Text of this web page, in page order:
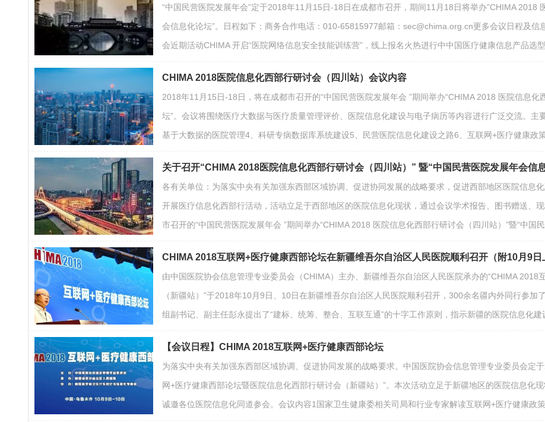
“中国民营医院发展年会”定于2018年11月15日-18日在成都市召开，期间11月18日将举办”CHIMA 2018
会信息化论坛”。日程如下：商务合作电话：010-65815977邮箱：sec@chima.org.cn更多会议日程及
会近期活动CHIMA 开启“医院网络信息安全技能训练营”，线上报名火热进行中中国医疗健康信息产品选
CHIMA 2018医院信息化西部行研讨会（四川站）会议内容
2018年11月15日-18日，将在成都市召开的“中国民营医院发展年会 ”期间举办“CHIMA 2018 医院信息
坛”。会议将围绕医疗大数据与医疗质量管理评价、医院信息化建设与电子病历等内容进行广泛交流。主
基于大数据的医院管理4、科研专病数据库系统建设5、民营医院信息化建设之路6、互联网+医疗健康政
关于召开“CHIMA 2018医院信息化西部行研讨会（四川站）” 暨“中国民营医院发展年会信
各有关单位：为落实中央有关加强东西部区域协调、促进协同发展的战略要求，促进西部地区医院信息
开展医疗信息化西部行活动，活动立足于西部地区的医院信息化现状，通过会议学术报告、图书赠送、
市召开的“中国民营医院发展年会 ”期间举办“CHIMA 2018 医院信息化西部行研讨会（四川站）”暨“中国
CHIMA 2018互联网+医疗健康西部论坛在新疆维吾尔自治区人民医院顺利召开（附10月9日
由中国医院协会信息管理专业委员会（CHIMA）主办、新疆维吾尔自治区人民医院承办的“CHIMA
（新疆站）”于2018年10月9日、10日在新疆维吾尔自治区人民医院顺利召开，300余名疆内外同行参
组副书记、副主任彭永提出了“建标、统筹、整合、互联互通”的十字工作原则，指示新疆的医院信息化
【会议日程】CHIMA 2018互联网+医疗健康西部论坛
为落实中央有关加强东西部区域协调、促进协同发展的战略要求。中国医院协会信息管理专业委员会定
网+医疗健康西部论坛暨医院信息化西部行研讨会（新疆站）”。本次活动立足于新疆地区的医院信息化
诚邀各位医院信息化同道参会。会议内容1国家卫生健康委相关司局和行业专家解读互联网+医疗健康政